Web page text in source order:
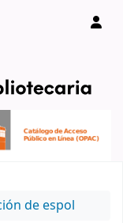
de espol